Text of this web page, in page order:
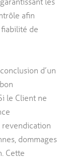
afin
de
d’un
le Client ne
dommages
Cette